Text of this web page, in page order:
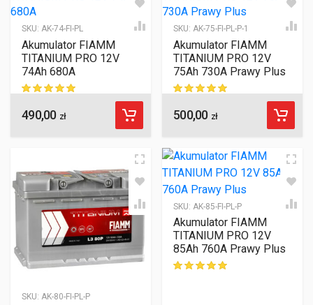
SKU: AK-74-FI-PL
Akumulator FIAMM
TITANIUM PRO 12V
74Ah 680A
ocen klientów
490,00 zł
SKU: AK-75-FI-PL-P-1
Akumulator FIAMM
TITANIUM PRO 12V
75Ah 730A Prawy Plus
ocen klientów
500,00 zł
SKU: AK-80-FI-PL-P
SKU: AK-85-FI-PL-P
Akumulator FIAMM
TITANIUM PRO 12V
85Ah 760A Prawy Plus